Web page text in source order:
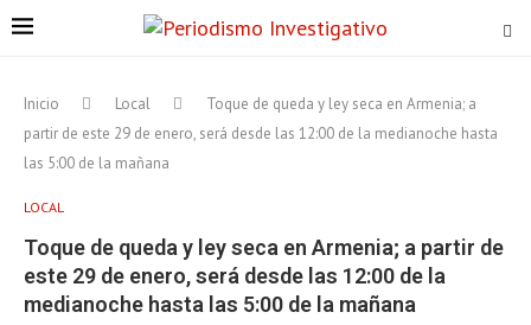
Inicio Local
Toque de queda y ley seca en Armenia; a
partir de este 29 de enero, será desde las 12:00 de la medianoche hasta
las 5:00 de la mañana
LOCAL
Toque de queda y ley seca en Armenia; a partir de
este 29 de enero, será desde las 12:00 de la
medianoche hasta las 5:00 de la mañana